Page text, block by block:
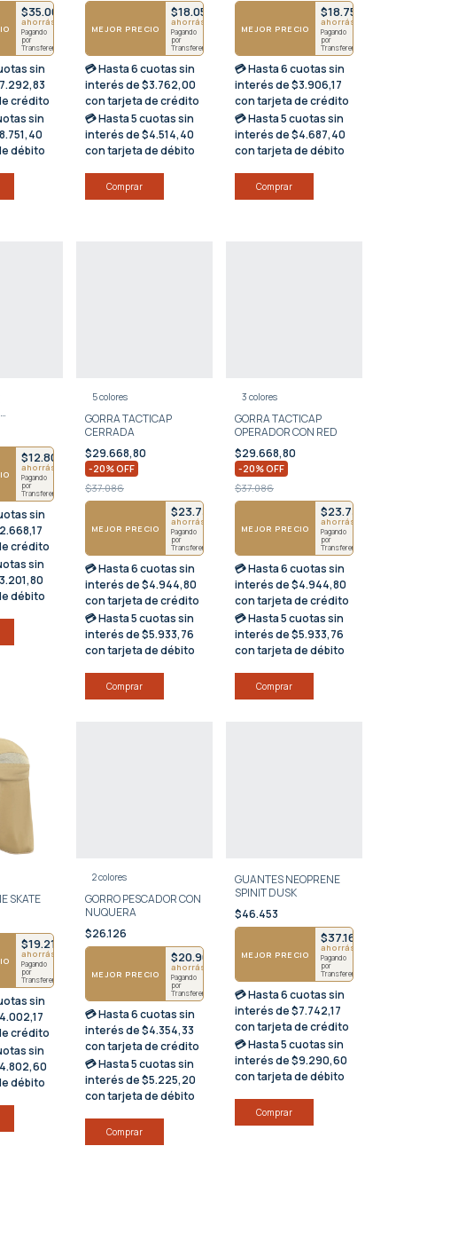
$35.006
ahorrás $8751
Pagando
por
Transferencia
sin
crédito
sin
débito
MEJOR PRECIO
$18.058
ahorrás $4514
Pagando
por
Transferencia
💳 Hasta6 cuotas sin
interésde $3.762,00
con tarjeta de crédito
💳 Hasta5 cuotas sin
interésde $4.514,40
con tarjeta de débito
Comprar
MEJOR PRECIO
$18.750
ahorrás $4687
Pagando
por
Transferencia
💳 Hasta6 cuotas sin
interésde $3.906,17
con tarjeta de crédito
💳 Hasta5 cuotas sin
interésde $4.687,40
con tarjeta de débito
Comprar
$12.807
ahorrás $3202
Pagando
por
Transferencia
sin
crédito
sin
débito
5 colores
GORRA TACTICAP
CERRADA
$29.668,80
-20%OFF
$37.086
MEJOR PRECIO
$23.735
ahorrás $5934
Pagando
por
Transferencia
💳 Hasta6 cuotas sin
interésde $4.944,80
con tarjeta de crédito
💳 Hasta5 cuotas sin
interésde $5.933,76
con tarjeta de débito
Comprar
3 colores
GORRA TACTICAP
OPERADOR CON RED
$29.668,80
-20%OFF
$37.086
MEJOR PRECIO
$23.735
ahorrás $5934
Pagando
por
Transferencia
💳 Hasta6 cuotas sin
interésde $4.944,80
con tarjeta de crédito
💳 Hasta5 cuotas sin
interésde $5.933,76
con tarjeta de débito
Comprar
SKATE
$19.210
ahorrás $4803
Pagando
por
Transferencia
sin
crédito
sin
débito
2 colores
GORRO PESCADOR CON
NUQUERA
$26.126
MEJOR PRECIO
$20.901
ahorrás $5225
Pagando
por
Transferencia
💳 Hasta6 cuotas sin
interésde $4.354,33
con tarjeta de crédito
💳 Hasta5 cuotas sin
interésde $5.225,20
con tarjeta de débito
Comprar
GUANTES NEOPRENE
SPINIT DUSK
$46.453
MEJOR PRECIO
$37.162
ahorrás $9291
Pagando
por
Transferencia
💳 Hasta6 cuotas sin
interésde $7.742,17
con tarjeta de crédito
💳 Hasta5 cuotas sin
interésde $9.290,60
con tarjeta de débito
Comprar